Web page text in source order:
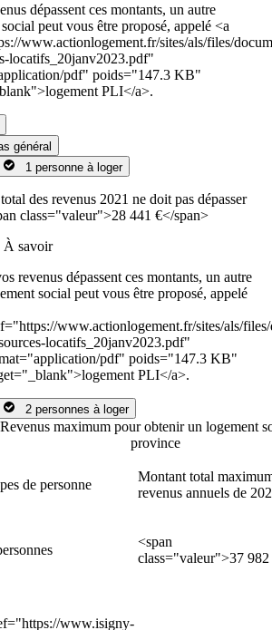
dépassent ces montants, un autre
peut vous être proposé, appelé <a
www.actionlogement.fr/sites/als/files/
locatifs_20janv2023.pdf"
pdf" poids="147.3 KB"
PLI</a>.
général
1 personne à loger
des revenus 2021 ne doit pas dépasser
class="valeur">28 441 €</span>
À savoir
revenus dépassent ces montants, un autre
social peut vous être proposé, appelé
www.actionlogement.fr/sites/als/
locatifs_20janv2023.pdf"
pdf" poids="147.3 KB"
PLI</a>.
2 personnes à loger
Revenus maximum pour obtenir un logement
province
de personne
Montant total
revenus annuels de
<span
class="valeur">37 982
www.isigny-